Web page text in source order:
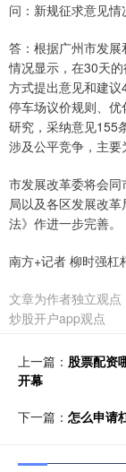
问：新规征求意见
答：根据广州市发
情况显示，在30天
方式提出意见和建
停车场议价规则、
研究，采纳意见155
涉及公平竞争，主要
市发展改革委将会
局以及各区发展改
法》作进一步完善。
南方+记者 柳时强杠
文章为作者独立观
炒股开户app观点
上一篇： 股票配资
开幕
下一篇： 怎么申请